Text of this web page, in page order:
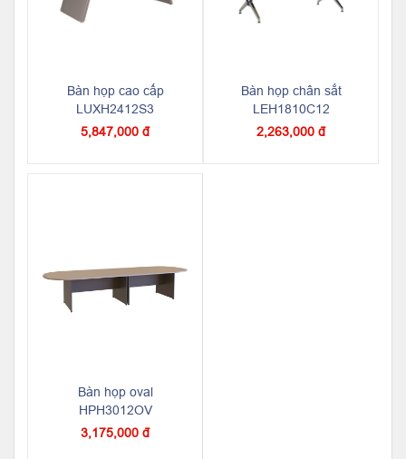
Bàn họp cao cấp
LUXH2412S3
5,847,000 đ
Bàn họp chân sắt
LEH1810C12
2,263,000 đ
Bàn họp oval
HPH3012OV
3,175,000 đ